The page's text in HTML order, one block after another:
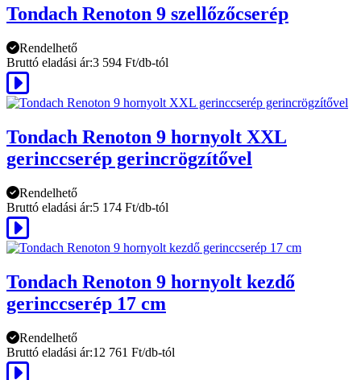
Tondach Renoton 9 szellőzőcserép
Rendelhető
Bruttó eladási ár:3 594 Ft/db-tól
Tondach Renoton 9 hornyolt XXL
gerinccserép gerincrögzítővel
Rendelhető
Bruttó eladási ár:5 174 Ft/db-tól
Tondach Renoton 9 hornyolt kezdő
gerinccserép 17 cm
Rendelhető
Bruttó eladási ár:12 761 Ft/db-tól